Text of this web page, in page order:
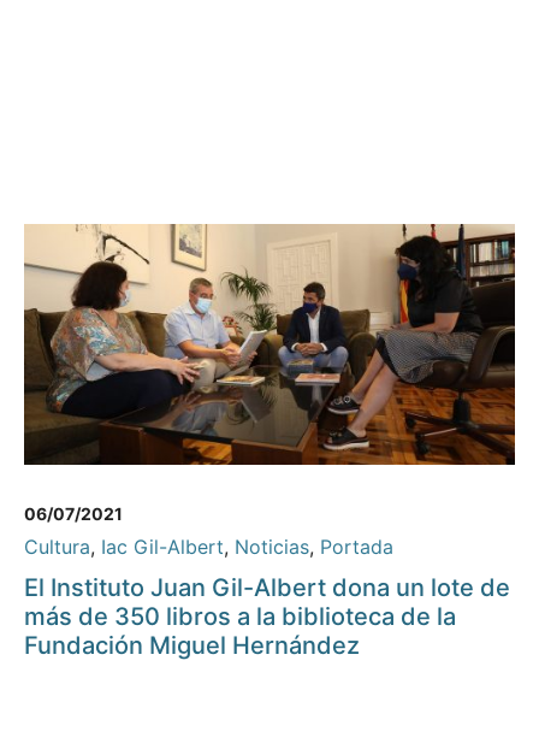
06/07/2021
Cultura, Iac Gil-Albert, Noticias, Portada
El Instituto Juan Gil-Albert dona un lote de
más de 350 libros a la biblioteca de la
Fundación Miguel Hernández